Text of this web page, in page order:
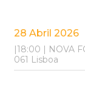
28 Abril 2026
|18:00 | NOVA
061 Lisboa